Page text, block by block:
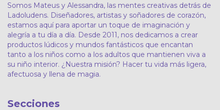
Somos Mateus y Alessandra, las mentes creativas detrás de
Ladoludens. Diseñadores, artistas y soñadores de corazón,
estamos aquí para aportar un toque de imaginación y
alegría a tu día a día. Desde 2011, nos dedicamos a crear
productos lúdicos y mundos fantásticos que encantan
tanto a los niños como a los adultos que mantienen viva a
su niño interior. ¿Nuestra misión? Hacer tu vida más ligera,
afectuosa y llena de magia.
Secciones